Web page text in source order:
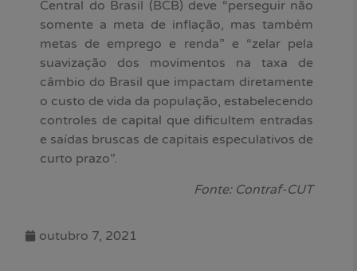
Central do Brasil (BCB) deve “perseguir não
somente a meta de inflação, mas também
metas de emprego e renda” e “zelar pela
suavização dos movimentos na taxa de
câmbio do Brasil que impactam diretamente
o custo de vida da população, estabelecendo
controles de capital que dificultem entradas
e saídas bruscas de capitais especulativos de
curto prazo”.
Fonte: Contraf-CUT
outubro 7, 2021